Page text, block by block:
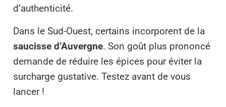
d’authenticité.
Dans le Sud-Ouest, certains incorporent de la
saucisse d’Auvergne. Son goût plus prononcé
demande de réduire les épices pour éviter la
surcharge gustative. Testez avant de vous
lancer !